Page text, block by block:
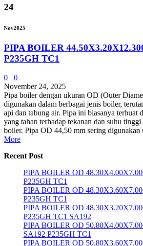
24
Nov2025
PIPA BOILER
P235GH TC1
0
0
November 24, 2025
Pipa boiler dengan ukuran OD (Outer
digunakan dalam berbagai jenis boiler,
api dan tabung air. Pipa ini biasanya terbuat
yang tahan terhadap tekanan dan suhu
boiler. Pipa OD 44,50 mm sering digunakan
More
Recent Post
PIPA BOILER OD
P235GH TC1
PIPA BOILER OD
P235GH TC1
PIPA BOILER OD
P235GH TC1 SA192
PIPA BOILER OD
SA192 P235GH TC1
PIPA BOILER OD